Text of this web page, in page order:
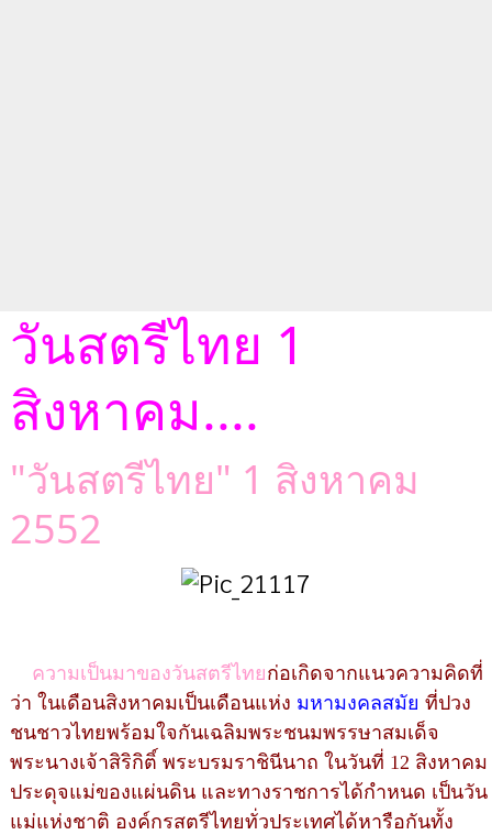
วันสตรีไทย 1
สิงหาคม....
"วันสตรีไทย" 1 สิงหาคม
2552
ความเป็นมาของวันสตรีไทยก่อเกิดจากแนวความคิดที่
ว่า ในเดือนสิงหาคมเป็นเดือนแห่ง มหามงคลสมัย ที่ปวง
ชนชาวไทยพร้อมใจกันเฉลิมพระชนมพรรษาสมเด็จ
พระนางเจ้าสิริกิติ์ พระบรมราชินีนาถ ในวันที่ 12 สิงหาคม
ประดุจแม่ของแผ่นดิน และทางราชการได้กำหนด เป็นวัน
แม่แห่งชาติ องค์กรสตรีไทยทั่วประเทศได้หารือกันทั้ง